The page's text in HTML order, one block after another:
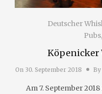
Deutscher
Köpenicker
On 30. September 2018 By
Am 7. September